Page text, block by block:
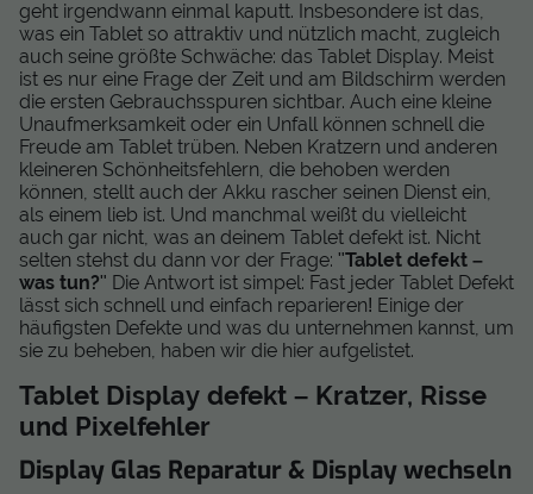
geht irgendwann einmal kaputt. Insbesondere ist das,
was ein Tablet so attraktiv und nützlich macht, zugleich
auch seine größte Schwäche: das Tablet Display. Meist
ist es nur eine Frage der Zeit und am Bildschirm werden
die ersten Gebrauchsspuren sichtbar. Auch eine kleine
Unaufmerksamkeit oder ein Unfall können schnell die
Freude am Tablet trüben. Neben Kratzern und anderen
kleineren Schönheitsfehlern, die behoben werden
können, stellt auch der Akku rascher seinen Dienst ein,
als einem lieb ist. Und manchmal weißt du vielleicht
auch gar nicht, was an deinem Tablet defekt ist. Nicht
selten stehst du dann vor der Frage: "Tablet defekt –
was tun?" Die Antwort ist simpel: Fast jeder Tablet Defekt
lässt sich schnell und einfach reparieren! Einige der
häufigsten Defekte und was du unternehmen kannst, um
sie zu beheben, haben wir die hier aufgelistet.
Tablet Display defekt – Kratzer, Risse
und Pixelfehler
Display Glas Reparatur & Display wechseln